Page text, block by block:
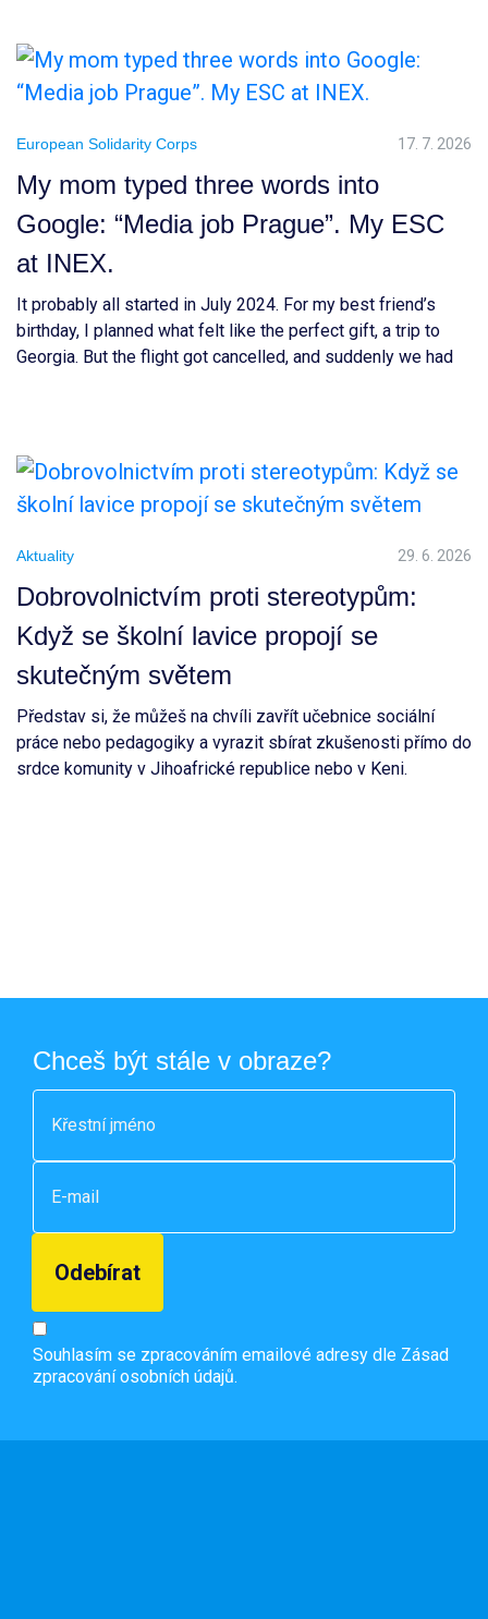
European Solidarity Corps 17. 7. 2026
My mom typed three words into
Google: “Media job Prague”. My ESC
at INEX.
It probably all started in July 2024. For my best friend’s
birthday, I planned what felt like the perfect gift, a trip to
Georgia. But the flight got cancelled, and suddenly we had
Aktuality 29. 6. 2026
Dobrovolnictvím proti stereotypům:
Když se školní lavice propojí se
skutečným světem
Představ si, že můžeš na chvíli zavřít učebnice sociální
práce nebo pedagogiky a vyrazit sbírat zkušenosti přímo do
srdce komunity v Jihoafrické republice nebo v Keni.
Chceš být stále v obraze?
Souhlasím se zpracováním emailové adresy dle Zásad
zpracování osobních údajů.